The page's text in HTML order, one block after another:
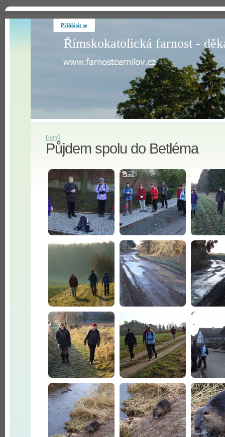
Přihlásit se
Římskokatolická farnost -
Domů
Půjdem spolu do Betléma